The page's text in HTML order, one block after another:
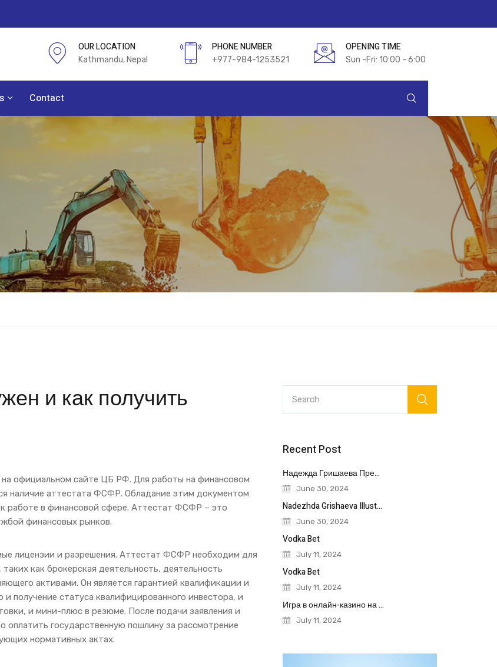
OUR LOCATION
Kathmandu, Nepal
PHONE NUMBER
+977-984-1253521
OPENING TIME
Sun -Fri: 10:00 - 6:00
Contact
и как получить
официальном сайте ЦБ РФ. Для работы на финансовом
наличие аттестата ФСФР. Обладание этим документом
работе в финансовой сфере. Аттестат ФСФР – это
финансовых рынков.
лицензии и разрешения. Аттестат ФСФР необходим для
как брокерская деятельность, деятельность
активами. Он является гарантией квалификации и
получение статуса квалифицированного инвестора, и
и мини-плюс в резюме. После подачи заявления и
государственную пошлину за рассмотрение
нормативных актах.
Recent Post
Надежда Гришаева Преобразование Спортивных Достижений Через
June 30, 2024
Nadezhda Grishaeva Illustrates The Important Role
June 30, 2024
Vodka Bet
July 11, 2024
Vodka Bet
July 11, 2024
Игра в онлайн-казино на деньги
July 11, 2024